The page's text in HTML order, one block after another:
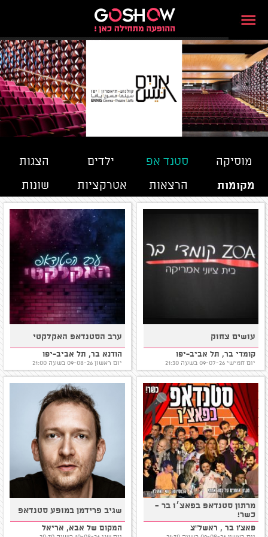
מוסיקה סטנד אפ ילדים
הצגות
הרצאות
אטרקציות שונות מקומות
עושים צחוק
קומדי בר, תל אביב-יפו
יום חמישי 09-07-26 בשעה 21:30
ערב הסטנדאפ האקלקטי
הודנא בר, תל אביב-יפו
יום ראשון 09-08-26 בשעה 21:00
מרתון סטנדאפ בפאצ׳ו בר -
כשר!
פאצ'ו בר , ראשל"צ
שגיב פרידמן במופע סטנדאפ
המקום של אבא, אריאל